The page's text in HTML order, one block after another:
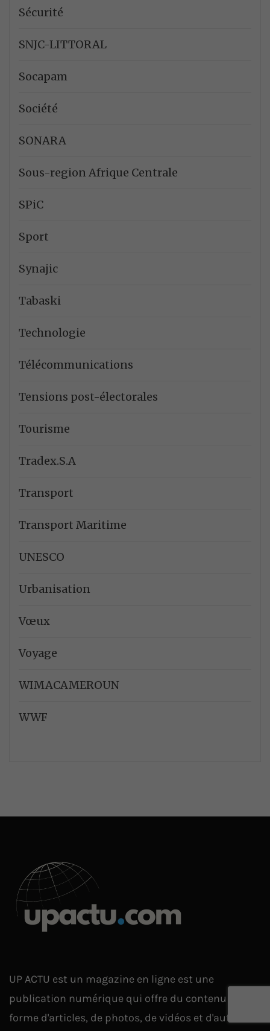
Sécurité
SNJC-LITTORAL
Socapam
Société
SONARA
Sous-region Afrique Centrale
SPiC
Sport
Synajic
Tabaski
Technologie
Télécommunications
Tensions post-électorales
Tourisme
Tradex.S.A
Transport
Transport Maritime
UNESCO
Urbanisation
Vœux
Voyage
WIMACAMEROUN
WWF
UP ACTU est un magazine en ligne est une
publication numérique qui offre du contenu sous
forme d'articles, de photos, de vidéos et d'autres